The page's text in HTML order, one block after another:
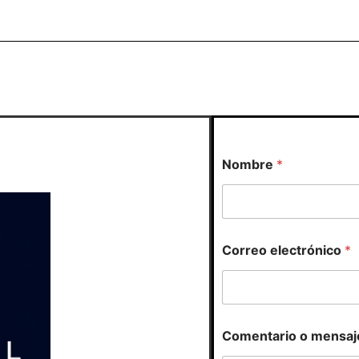
Nombre *
Correo electrónico *
o
r
Comentario o